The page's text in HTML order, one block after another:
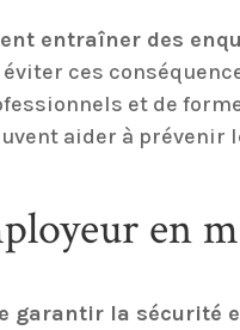
entraîner des
éviter ces
et de
aider à prévenir
en
garantir la sécurité